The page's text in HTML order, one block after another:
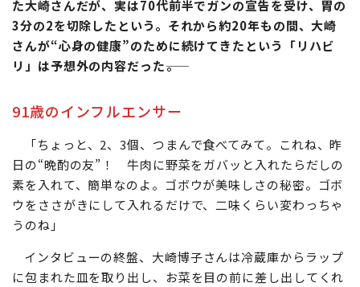
た大崎さんだが、実は70代前半でガンの宣告を受け、胃の
3分の2を切除したという。それから約20年もの間、大崎
さんが“心身の健康”のために続けてきたという「リハビ
リ」は予想外の内容だった――。
91歳のインフルエンサー
「ちょっと、2、3個、つまんで食べてみて。これね、昨
日の“晩酌の友”！ 牛肉に野菜をガバッと入れたらだしの
素を入れて、簡単なのよ。ゴボウが美味しさの秘密。ゴボ
ウをささがきにして入れるだけで、二味くらい変わっちゃ
うのね」
インタビューの終盤、大崎博子さんは冷蔵庫からラップ
に包まれた皿を取り出し、お菜を目の前に差し出してくれ